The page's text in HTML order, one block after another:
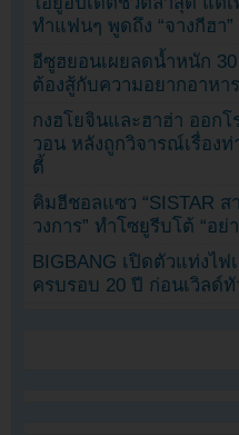
ทำแฟนๆ พูดถึง “จางกีฮา”
อีซูฮยอนเผยลดน้ำหนัก
ต้องสู้กับความอยากอาหาร
กงฮโยจินและฮาฮ่า ออกโ
วอน หลังถูกวิจารณ์เรื่องท่
ตี้
คิมฮีชอลแซว “SISTAR
วงการ” ทำโซยูรีบโต้ “อย่
BIGBANG เปิดตัวแท่งไฟ
ครบรอบ 20 ปี ก่อนเวิลด์ทั